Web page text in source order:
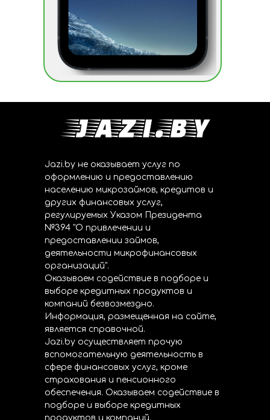
Jazi.by не оказывает услуг по
оформлению и предоставлению
населению микрозаймов, кредитов и
других финансовых услуг,
регулируемых Указом Президента
№394 "О привлечении и
предоставлении займов,
деятельности микрофинансовых
организаций".
Оказываем содействие в подборе и
выборе кредитных продуктов и
компаний безвозмездно.
Информация, размещенная на сайте,
является справочной.
Jazi.by осуществляет прочую
вспомогательную деятельность в
сфере финансовых услуг, кроме
страхования и пенсионного
обеспечения. Оказываем содействие в
подборе и выборе кредитных
продуктов и компаний.